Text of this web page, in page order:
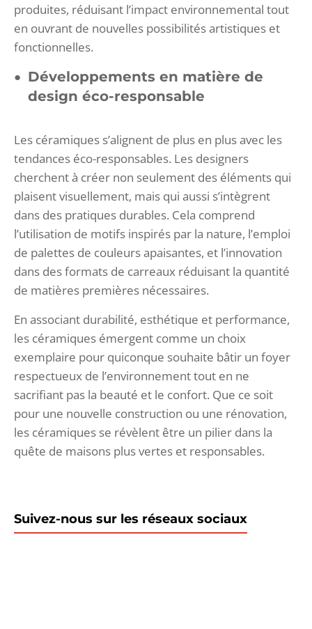
produites, réduisant l’impact environnemental tout
en ouvrant de nouvelles possibilités artistiques et
fonctionnelles.
Développements en matière de
design éco-responsable
Les céramiques s’alignent de plus en plus avec les
tendances éco-responsables. Les designers
cherchent à créer non seulement des éléments qui
plaisent visuellement, mais qui aussi s’intègrent
dans des pratiques durables. Cela comprend
l’utilisation de motifs inspirés par la nature, l’emploi
de palettes de couleurs apaisantes, et l’innovation
dans des formats de carreaux réduisant la quantité
de matières premières nécessaires.
En associant durabilité, esthétique et performance,
les céramiques émergent comme un choix
exemplaire pour quiconque souhaite bâtir un foyer
respectueux de l’environnement tout en ne
sacrifiant pas la beauté et le confort. Que ce soit
pour une nouvelle construction ou une rénovation,
les céramiques se révèlent être un pilier dans la
quête de maisons plus vertes et responsables.
Suivez-nous sur les réseaux sociaux